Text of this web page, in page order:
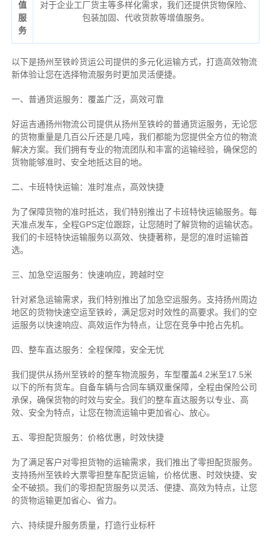
值
服
务
对于企业工厂货主等多样化需求，我们还提供货物保险、
包装加固、代收货款等增值服务。
以下是扬州至铁岭货运公司提供的多元化运输方式，打造高效物流
新体验让您在选择物流服务时更加灵活便捷。
一、普通货运服务：覆盖广泛，高效可靠
好运吉通扬州物流公司提供从扬州至铁岭的普通货运服务，无论您
的货物重量是几百公斤还是几吨，我们都能为您提供全方位的物流
解决方案。我们拥有专业的物流团队和丰富的运输经验，确保您的
货物能够准时、安全地抵达目的地。
二、卡班特快运输：准时准点，高效快捷
为了保障货物的准时抵达，我们特别推出了卡班特快运输服务。每
天准点发车，全程GPS定位跟踪，让您随时了解货物的运输状态。
我们的卡班特快运输服务以高效、快捷著称，是您的准时运输首
选。
三、加急空运服务：快速响应，跨越时空
针对紧急运输需求，我们特别推出了加急空运服务。支持扬州周边
地区的货物快速空运至铁岭，满足您对时效性的高要求。我们的空
运服务以快速响应、高效运作为特点，让您在竞争中抢占先机。
四、整车直达服务：全程保障，安全无忧
我们提供从扬州至铁岭的整车物流服务，车型覆盖4.2米至17.5米
以下的所有货车。自备车辆与合同车辆双重保障，全程由保险公司
承保，确保货物的时效与安全。我们的整车直达服务以专业、高
效、安全为特点，让您在物流运输中更加省心、放心。
五、零担配货服务：价格优惠，时效快捷
为了满足客户对零担货物的运输需求，我们推出了零担配货服务。
支持扬州至铁岭大票零担整车配货运输，价格优惠、时效快捷、安
全不破损。我们的零担配货服务以灵活、便捷、高效为特点，让您
的货物运输更加省心、省力。
六、持续提升服务质量，打造行业标杆